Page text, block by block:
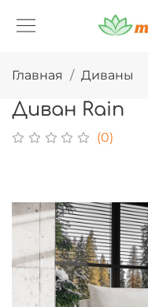
Главная Диваны
Диван Rain
(0)